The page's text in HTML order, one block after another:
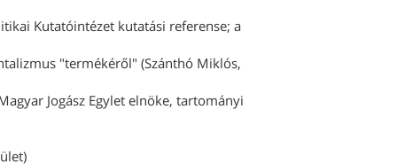
Kutatóintézet kutatási referense; a
"termékéről" (Szánthó Miklós,
Jogász Egylet elnöke, tartományi